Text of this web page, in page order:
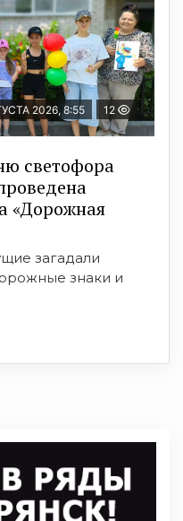
2026, 8:55 12
светофора
«Дорожная
загадали
знаки и